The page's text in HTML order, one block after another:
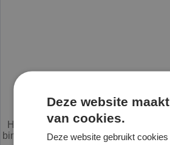
Alle prijzen zijn netto,
Heeft u een vraag of mist u iets,
binnendienst Nederland0294 285215
Deze website
van cookies.
Deze website gebruikt